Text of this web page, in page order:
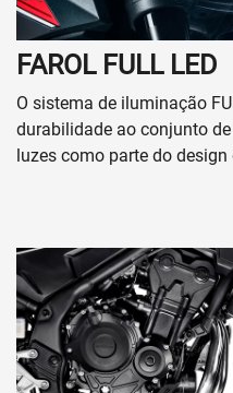
FAROL FULL LED
O sistema de iluminação
durabilidade ao​ conjunto
luzes como parte​ do design